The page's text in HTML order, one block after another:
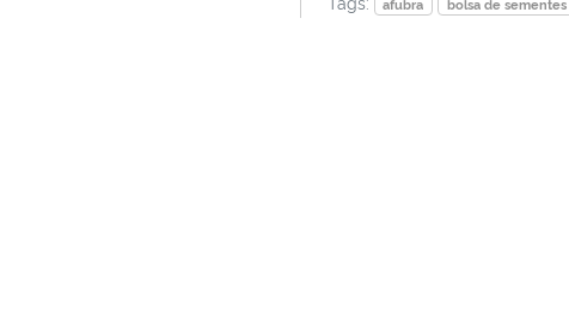
afubra bolsa de sementes